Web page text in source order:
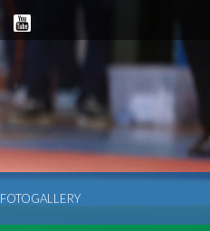
FOTOGALLERY